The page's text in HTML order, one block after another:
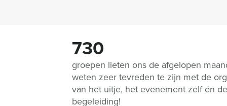
730
groepen lieten ons de afgelopen
weten zeer tevreden te zijn met de
van het uitje, het evenement zelf én de
begeleiding!